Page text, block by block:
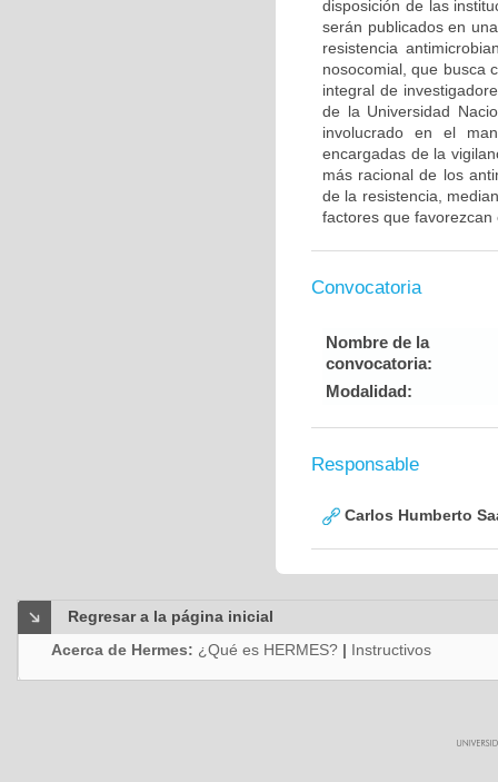
disposición de las
serán publicados en
resistencia
nosocomial, que busca
integral de
de la Universidad
involucrado en el
encargadas de la
más racional de los
de la resistencia,
factores que
Convocatoria
Nombre de la
convocatoria:
Modalidad:
Responsable
Carlos Humberto
Regresar a la página inicial
Acerca de Hermes: ¿Qué es HERMES? | Instructivos